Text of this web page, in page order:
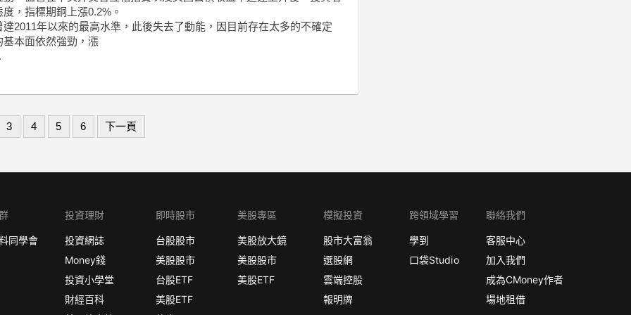
，指標期銅上漲0.2%。
達2011年以來的最高水準，此後失去了動能，因目前存在太多的不確定
基本面依然強勁，漲
3 4 5 6 下一頁
同學會
投資理財
投資網誌
Money錢
投資小學堂
財經百科
即時股市
台股股市
美股股市
台股ETF
美股ETF
美股專區
美股放大鏡
美股股市
美股ETF
模擬投資
股市大富翁
選股網
雲端控股
報明牌
跨領域學習
學到
口袋Studio
聯絡我們
客服中心
加入我們
成為CMoney作者
場地租借